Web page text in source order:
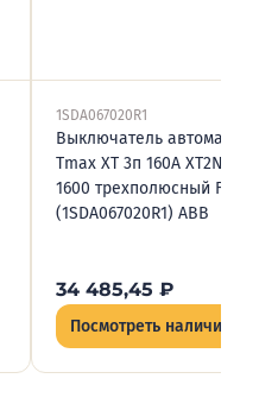
1SDA067020R1
Выключатель
Tmax XT 3п 160А XT2N 160
1600 трехполюсный F F 36kA
(1SDA067020R1) ABB
34 485,45 ₽
Посмотреть наличие